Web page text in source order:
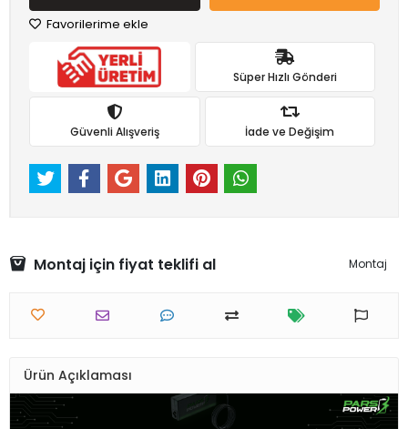
Favorilerime ekle
Süper Hızlı Gönderi
Güvenli Alışveriş İade ve Değişim
Montaj için fiyat teklifi al Montaj
Ürün Açıklaması